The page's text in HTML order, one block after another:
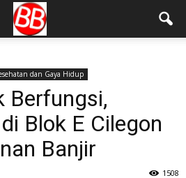
dan Gaya Hidup
Berfungsi,
Blok E Cilegon
Banjir
1508